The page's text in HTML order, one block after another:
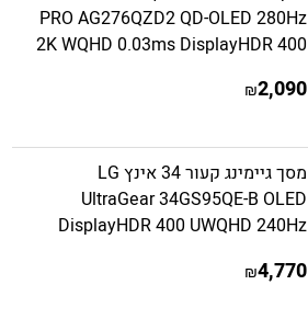
PRO AG276QZD2 QD-OLED 280Hz
2K WQHD 0.03ms DisplayHDR 400
2,090
₪
מסך גיימינג קעור 34 אינץ LG
UltraGear 34GS95QE-B OLED
DisplayHDR 400 UWQHD 240Hz
4,770
₪